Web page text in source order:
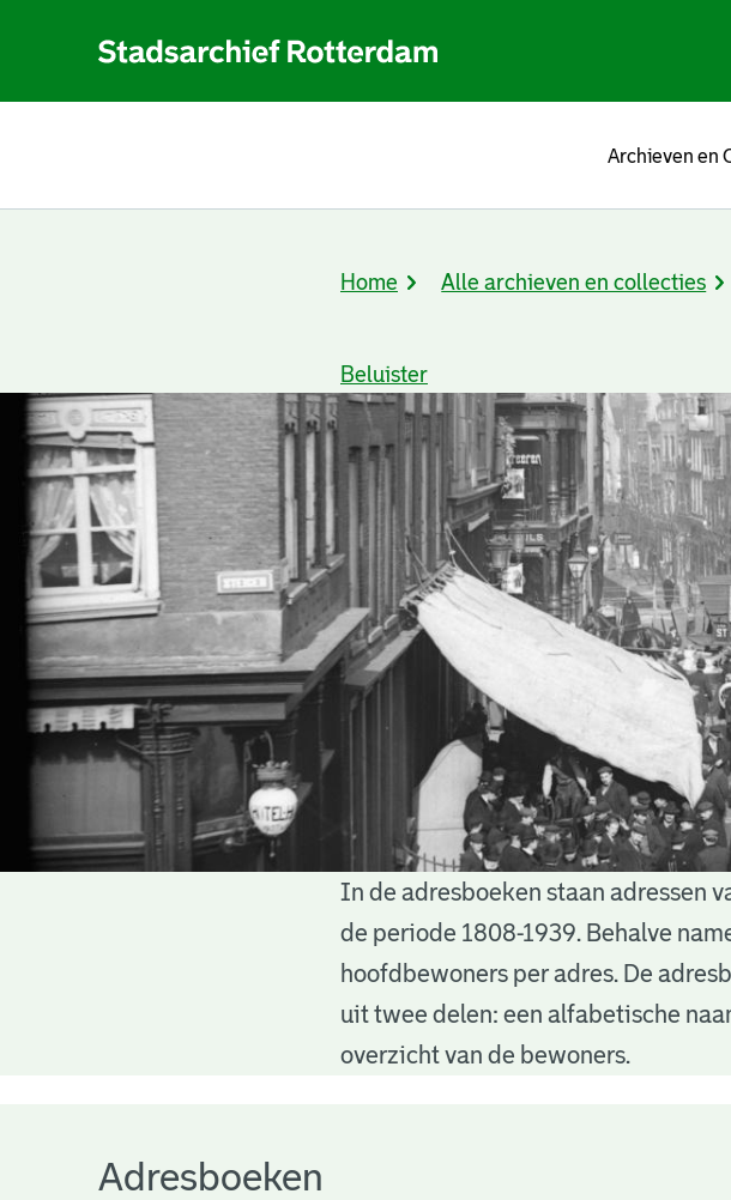
Archieven en
Kruimelpad
Home Alle archieven en collecties
Beluister
AdresboekenIn de adresboeken staan adressen
de periode 1808-1939. Behalve
hoofdbewoners per adres. De
uit twee delen: een alfabetische
overzicht van de bewoners.
Adresboeken